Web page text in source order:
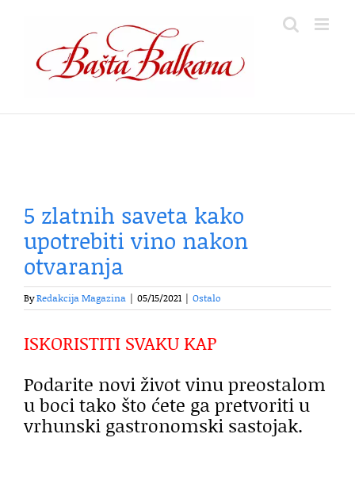
content
5 zlatnih saveta kako
upotrebiti vino nakon
otvaranja
ByRedakcija Magazina 05/15/2021 Ostalo
ISKORISTITI SVAKU KAP
Podarite novi život vinu preostalom
u boci tako što ćete ga pretvoriti u
vrhunski gastronomski sastojak.